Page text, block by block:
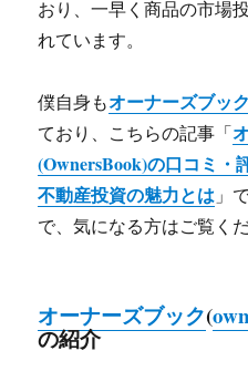
おり、一早く商品の市場
れています。
僕自身もオーナーズブッ
ており、こちらの記事「
(OwnersBook)の口コミ・
不動産投資の魅力とは 」
で、気になる方はご覧くだ
オーナーズブック(
の紹介